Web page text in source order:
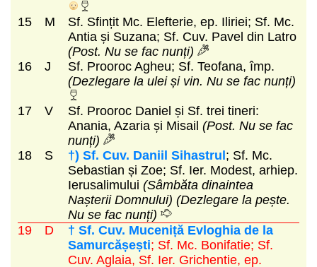
15 M
Sf. Sfințit Mc. Elefterie, ep. Iliriei; Sf. Mc.
Antia și Suzana; Sf. Cuv. Pavel din Latro
(Post. Nu se fac nunți)
16
J
Sf. Prooroc Agheu; Sf. Teofana, împ.
(Dezlegare la ulei și vin. Nu se fac nunți)
17 V
Sf. Prooroc Daniel și Sf. trei tineri:
Anania, Azaria și Misail (Post. Nu se fac
nunți)
18
S †) Sf. Cuv. Daniil Sihastrul; Sf. Mc.
Sebastian și Zoe; Sf. Ier. Modest, arhiep.
Ierusalimului (Sâmbăta dinaintea
Nașterii Domnului) (Dezlegare la pește.
Nu se fac nunți)
19
D
† Sf. Cuv. Muceniță Evloghia de la
Samurcășești; Sf. Mc. Bonifatie; Sf.
Cuv. Aglaia, Sf. Ier. Grichentie, ep.